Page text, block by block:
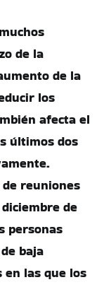
de la
de la
los
afecta el
últimos dos
reuniones
de
personas
baja
en las que los